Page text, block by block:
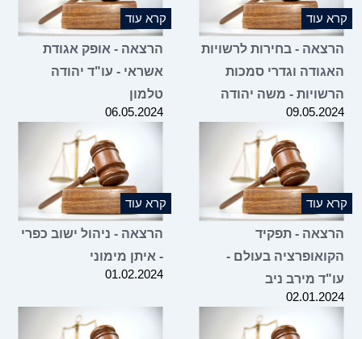
קרא עוד
הרצאה - בחירות לרשויות
האגודה וגדרי סמכות
הרשויות - משה יהודה
09.05.2024
קרא עוד
הרצאה - אופק אגודת
אשראי - עו"ד יהודה
טלמון
06.05.2024
קרא עוד
הרצאה - תפקיד
הקואופרציה בעולם -
עו"ד מירב ניב
02.01.2024
קרא עוד
הרצאה - ניהול ישוב כפרי
- איתן מימוני
01.02.2024